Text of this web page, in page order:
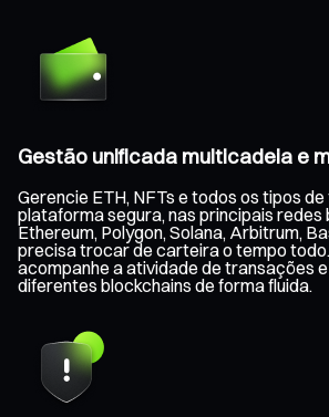
Gestão unificada multicadeia e
Gerencie ETH, NFTs e todos os tipos
plataforma segura, nas principais redes
Ethereum, Polygon, Solana, Arbitrum,
precisa trocar de carteira o tempo
acompanhe a atividade de transações
diferentes blockchains de forma fluida.